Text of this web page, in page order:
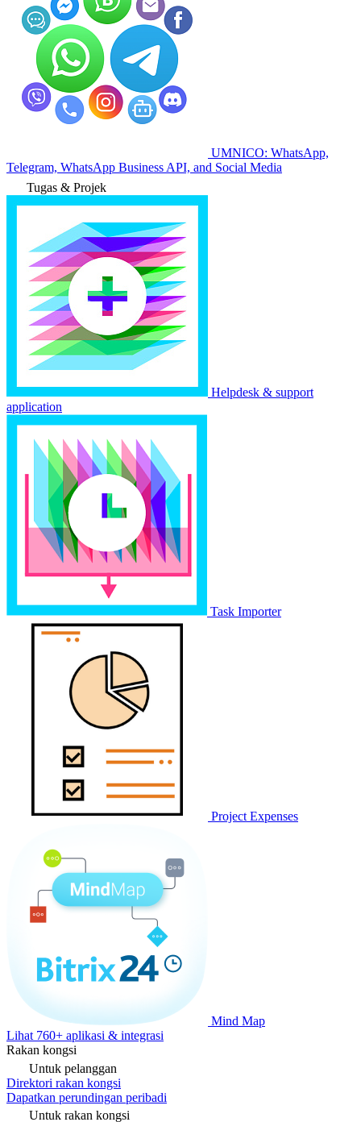
UMNICO: WhatsApp,
Telegram, WhatsApp Business API, and Social Media
Tugas & Projek
Helpdesk & support
application
Task Importer
Project Expenses
Mind Map
Lihat 760+ aplikasi & integrasi
Rakan kongsi
Untuk pelanggan
Direktori rakan kongsi
Dapatkan perundingan peribadi
Untuk rakan kongsi